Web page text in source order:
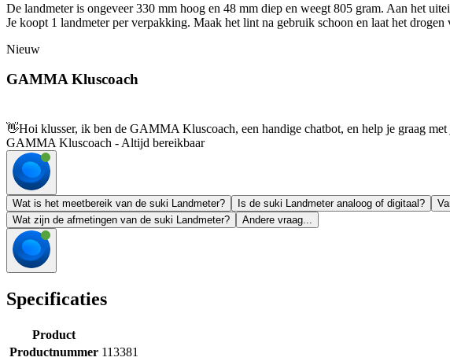
De landmeter is ongeveer 330 mm hoog en 48 mm diep en weegt 805 gram. Aan het
Je koopt 1 landmeter per verpakking. Maak het lint na gebruik schoon en laat het
Nieuw
GAMMA Kluscoach
👋Hoi klusser, ik ben de GAMMA Kluscoach, een handige chatbot, en help je graag met
GAMMA Kluscoach - Altijd bereikbaar
Wat is het meetbereik van de suki Landmeter? Is de suki Landmeter analoog of digitaal?
Wat zijn de afmetingen van de suki Landmeter?
Andere vraag...
Specificaties
Product
Productnummer 113381